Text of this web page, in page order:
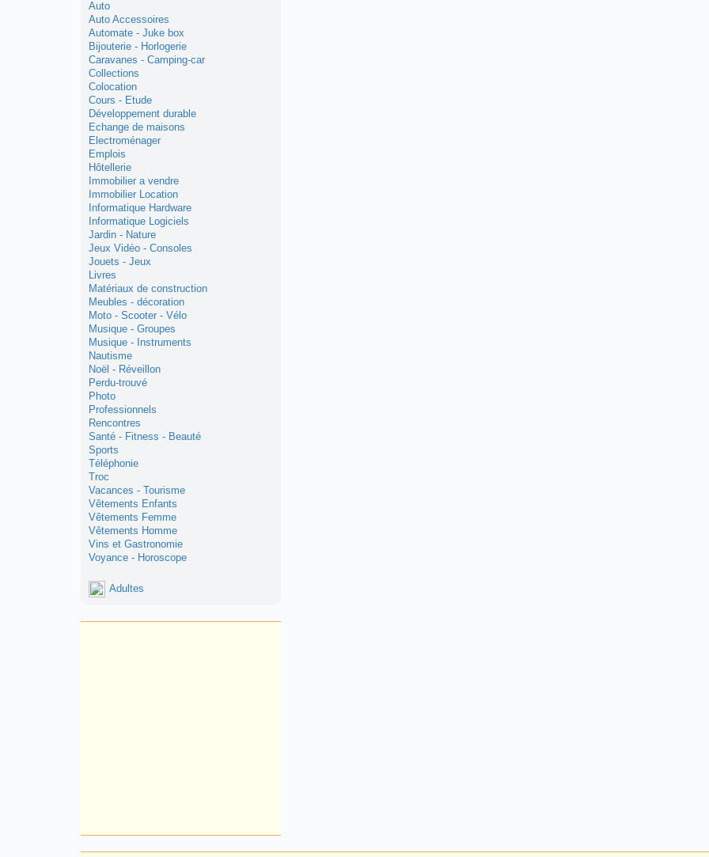
Auto
Auto Accessoires
Automate - Juke box
Bijouterie - Horlogerie
Caravanes - Camping-car
Collections
Colocation
Cours - Etude
Développement durable
Echange de maisons
Electroménager
Emplois
Hôtellerie
Immobilier a vendre
Immobilier Location
Informatique Hardware
Informatique Logiciels
Jardin - Nature
Jeux Vidéo - Consoles
Jouets - Jeux
Livres
Matériaux de construction
Meubles - décoration
Moto - Scooter - Vélo
Musique - Groupes
Musique - Instruments
Nautisme
Noël - Réveillon
Perdu-trouvé
Photo
Professionnels
Rencontres
Santé - Fitness - Beauté
Sports
Téléphonie
Troc
Vacances - Tourisme
Vêtements Enfants
Vêtements Femme
Vêtements Homme
Vins et Gastronomie
Voyance - Horoscope
Adultes